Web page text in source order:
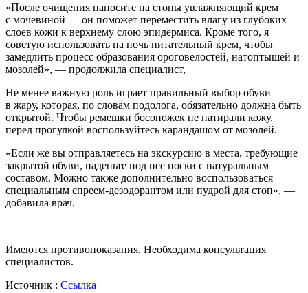
«После очищения наносите на стопы увлажняющий крем
с мочевиной — он поможет переместить влагу из глубоких
слоев кожи к верхнему слою эпидермиса. Кроме того, я
советую использовать на ночь питательный крем, чтобы
замедлить процесс образования ороговелостей, натоптышей и
мозолей», — продолжила специалист,
Не менее важную роль играет правильный выбор обуви
в жару, которая, по словам подолога, обязательно должна быть
открытой. Чтобы ремешки босоножек не натирали кожу,
перед прогулкой воспользуйтесь карандашом от мозолей.
«Если же вы отправляетесь на экскурсию в места, требующие
закрытой обуви, наденьте под нее носки с натуральным
составом. Можно также дополнительно воспользоваться
специальным спреем-дезодорантом или пудрой для стоп», —
добавила врач.
Имеются противопоказания. Необходима консультация
специалистов.
Источник : Ссылка